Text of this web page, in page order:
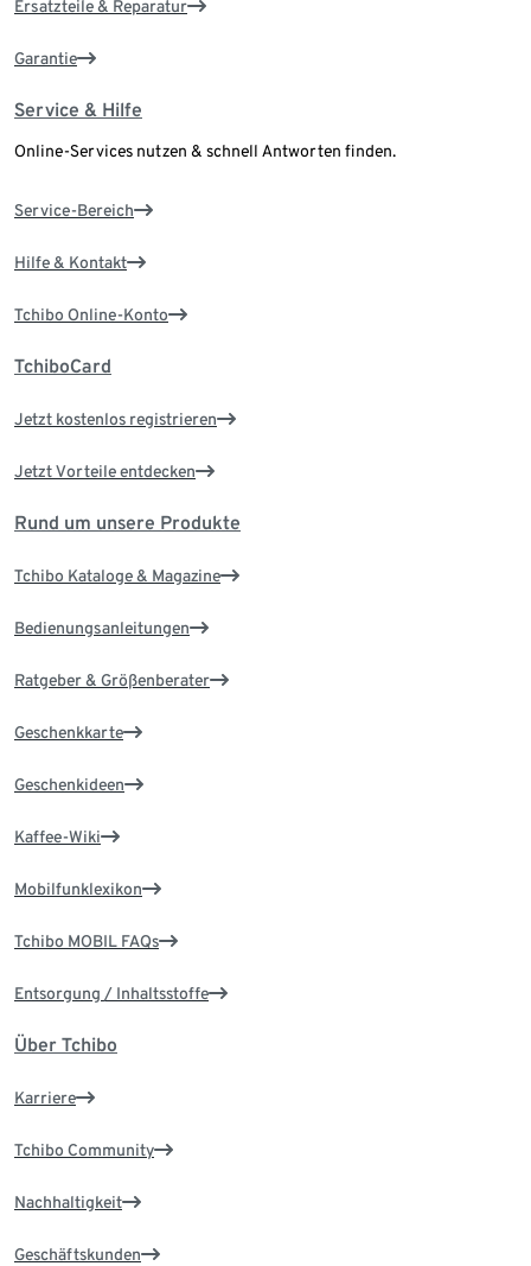
Ersatzteile & Reparatur
Garantie
Service & Hilfe
Online-Services nutzen & schnell Antworten finden.
Service-Bereich
Hilfe & Kontakt
Tchibo Online-Konto
TchiboCard
Jetzt kostenlos registrieren
Jetzt Vorteile entdecken
Rund um unsere Produkte
Tchibo Kataloge & Magazine
Bedienungsanleitungen
Ratgeber & Größenberater
Geschenkkarte
Geschenkideen
Kaffee-Wiki
Mobilfunklexikon
Tchibo MOBIL FAQs
Entsorgung / Inhaltsstoffe
Über Tchibo
Karriere
Tchibo Community
Nachhaltigkeit
Geschäftskunden